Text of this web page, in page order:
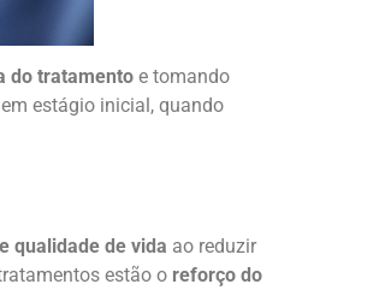
do tratamento e tomando
estágio inicial, quando
qualidade de vida ao reduzir
estão o reforço do